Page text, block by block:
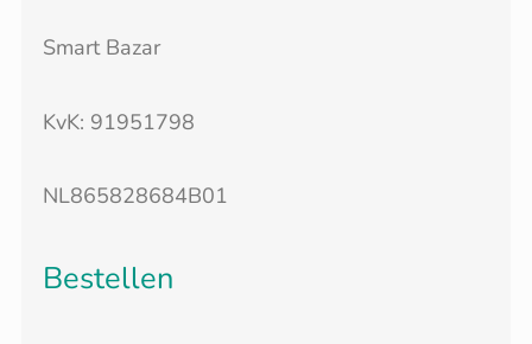
Smart Bazar
KvK: 91951798
NL865828684B01
Bestellen